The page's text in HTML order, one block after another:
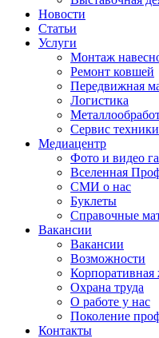
Новости
Статьи
Услуги
Монтаж
Ремонт ковшей
Передвижная
Логистика
Сервис техники
Медиацентр
Фото и видео
Вселенная
СМИ о нас
Буклеты
Справочные
Вакансии
Вакансии
Возможности
Корпоративная
Охрана труда
О работе у нас
Поколение
Контакты